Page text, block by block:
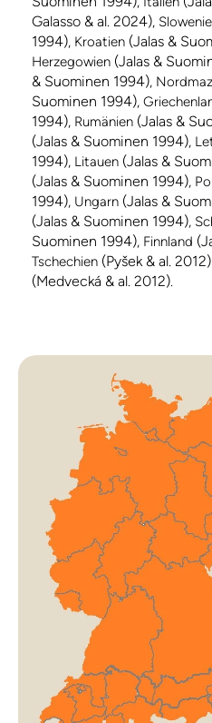
Galasso & al. 2024),
1994), Kroatien (Jalas &
Herzegowien (Jalas &
& Suominen 1994),
Suominen 1994),
1994), Rumänien (Jalas &
(Jalas & Suominen 1994),
1994), Litauen (Jalas &
(Jalas & Suominen 1994),
1994), Ungarn (Jalas &
(Jalas & Suominen 1994),
Suominen 1994), Finnland
Tschechien (Pyšek & al. 2012)
(Medvecká & al. 2012).